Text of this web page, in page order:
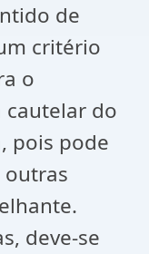
de
critério
o
do
pois pode
deve-se